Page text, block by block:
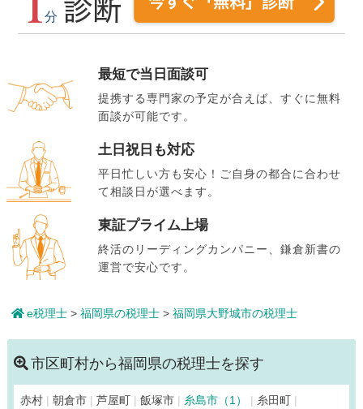
最短で当日面談可
提携する専門家の予定が合えば、すぐに無料
面談が可能です。
土日祝日も対応
平日忙しい方も安心！ご自身の都合に合わせ
て相談日が選べます。
東証プライム上場
終活のリーディングカンパニー、鎌倉新書の
運営で安心です。
e税理士> 福岡県の税理士> 福岡県大野城市の税理士
市区町村から福岡県の税理士を探す
赤村 朝倉市 芦屋町 飯塚市 糸島市（1）
糸田町